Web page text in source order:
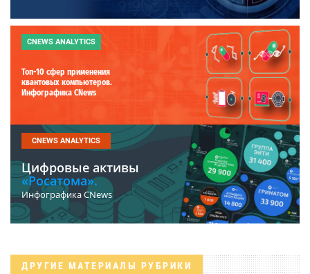
CNEWS ANALYTICS
Топ-10 сфер применения
квантовых компьютеров.
Инфографика CNews
CNEWS ANALYTICS
Цифровые активы
«Росатома».
Инфографика CNews
ДРУГИЕ МАТЕРИАЛЫ РУБРИКИ